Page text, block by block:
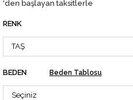
'den başlayan taksitlerle
RENK
BEDEN Beden Tablosu